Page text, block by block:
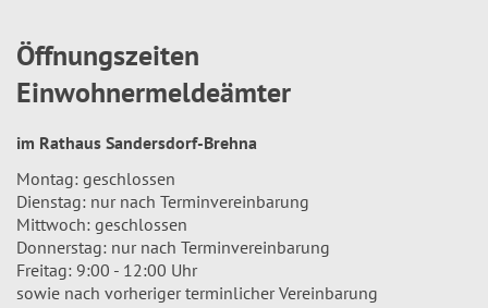
Öffnungszeiten
Einwohnermeldeämter
im Rathaus Sandersdorf-Brehna
Montag: geschlossen
Dienstag: nur nach Terminvereinbarung
Mittwoch: geschlossen
Donnerstag: nur nach Terminvereinbarung
Freitag: 9:00 - 12:00 Uhr
sowie nach vorheriger terminlicher Vereinbarung